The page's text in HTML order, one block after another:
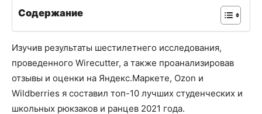
Содержание
Изучив результаты шестилетнего исследования,
проведенного Wirecutter, а также проанализировав
отзывы и оценки на Яндекс.Маркете, Ozon и
Wildberries я составил топ-10 лучших студенческих и
школьных рюкзаков и ранцев 2021 года.